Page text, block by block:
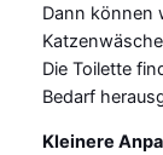
Dann können
Die Toilette
Bedarf
Kleinere